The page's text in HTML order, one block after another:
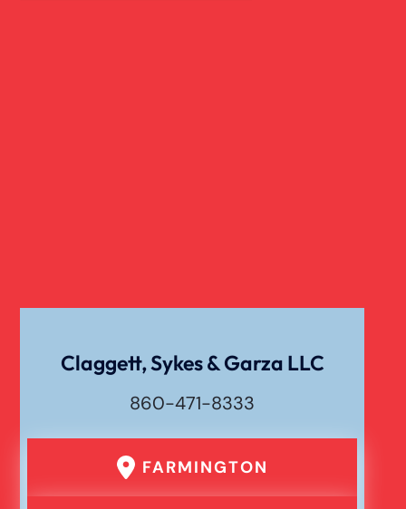
Claggett, Sykes & Garza LLC
860-471-8333
FARMINGTON